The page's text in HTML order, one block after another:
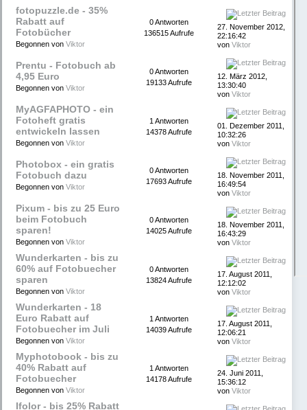
fotopuzzle.de - 35%
Rabatt auf
Fotobücher
Begonnen von Viktor
0 Antworten
136515 Aufrufe
27. November 2012,
22:16:42
von Viktor
Prentu - Fotobuch ab
4,95 Euro
Begonnen von Viktor
0 Antworten
19133 Aufrufe
12. März 2012,
13:30:40
von Viktor
MyAGFAPHOTO - ein
Fotoheft gratis
entwickeln lassen
Begonnen von Viktor
1 Antworten
14378 Aufrufe
01. Dezember 2011,
10:32:26
von Viktor
Photobox - ein gratis
Fotobuch dazu
Begonnen von Viktor
0 Antworten
17693 Aufrufe
18. November 2011,
16:49:54
von Viktor
Pixum - bis zu 25 Euro
beim Fotobuch
sparen!
Begonnen von Viktor
0 Antworten
14025 Aufrufe
18. November 2011,
16:43:29
von Viktor
Wunderkarten - bis zu
60% auf Fotobuecher
sparen
Begonnen von Viktor
0 Antworten
13824 Aufrufe
17. August 2011,
12:12:02
von Viktor
Wunderkarten - 18
Euro Rabatt auf
Fotobuecher im Juli
Begonnen von Viktor
1 Antworten
14039 Aufrufe
17. August 2011,
12:06:21
von Viktor
Myphotobook - bis zu
40% Rabatt auf
Fotobuecher
Begonnen von Viktor
1 Antworten
14178 Aufrufe
24. Juni 2011,
15:36:12
von Viktor
Ifolor - bis 25% Rabatt